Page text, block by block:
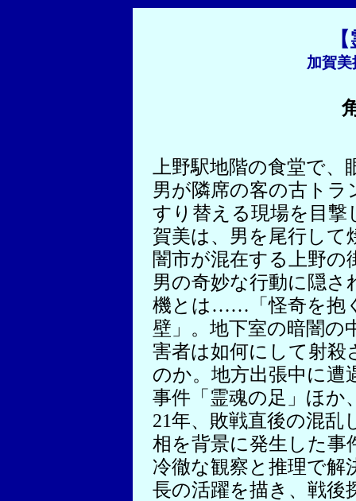
加賀
上野駅地階の食堂で、
男が隣席の客の古トラ
すり替える現場を目撃
賀美は、男を尾行して
闇市が混在する上野の
男の奇妙な行動に隠さ
機とは……「怪奇を抱
壁」。地下室の暗闇の
害者は如何にして射殺
のか。地方出張中に遭
事件「霊魂の足」ほか
21年、敗戦直後の混乱
相を背景に発生した事
冷徹な観察と推理で解
長の活躍を描き、戦後